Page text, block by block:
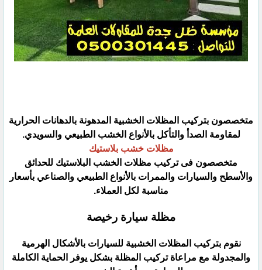
متخصصون بتركيب المظلات الخشبية المدهونة بالدهانات الحرارية
لمقاومة الصدأ والتأكل بالأنواع الخشب الطبيعي والسويدي.
مظلات خشب بلاستيك
متخصصون فى تركيب مظلات الخشب البلاستيك للحدائق
والأسطح والسيارات والممرات بالأنواع الطبيعي والصناعي بأسعار
مناسبة لكل العملاء.
مظلة سيارة رخيصة
نقوم بتركيب المظلات الخشبية للسيارات بالأشكال الهرمية
والمجدولة مع مراعاة تركيب المظلة بشكل يوفر الحماية الكاملة